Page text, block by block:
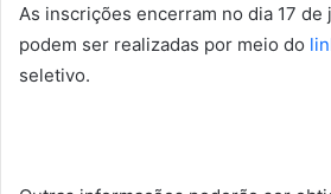
As inscrições encerram no dia 17 de
podem ser realizadas por meio do
seletivo.